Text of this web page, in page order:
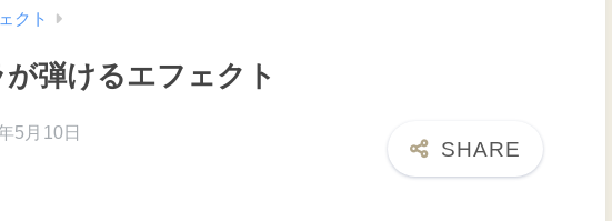
クト
弾けるエフェクト
5月10日